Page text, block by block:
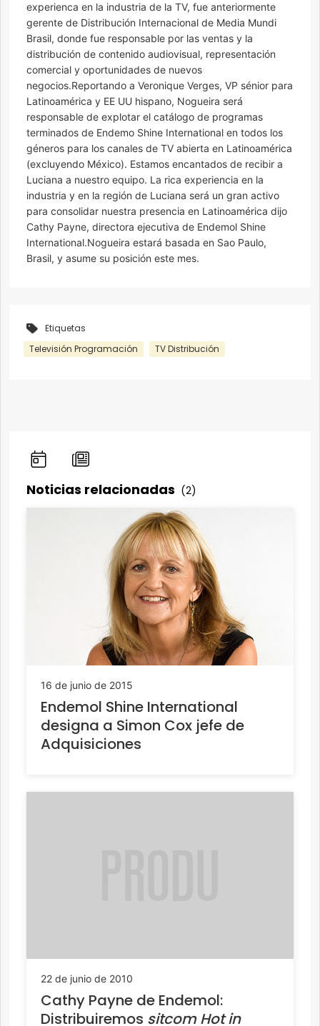
experienca en la industria de la TV, fue anteriormente
gerente de Distribución Internacional de Media Mundi
Brasil, donde fue responsable por las ventas y la
distribución de contenido audiovisual, representación
comercial y oportunidades de nuevos
negocios.Reportando a Veronique Verges, VP sénior para
Latinoamérica y EE UU hispano, Nogueira será
responsable de explotar el catálogo de programas
terminados de Endemo Shine International en todos los
géneros para los canales de TV abierta en Latinoamérica
(excluyendo México). Estamos encantados de recibir a
Luciana a nuestro equipo. La rica experiencia en la
industria y en la región de Luciana será un gran activo
para consolidar nuestra presencia en Latinoamérica dijo
Cathy Payne, directora ejecutiva de Endemol Shine
International.Nogueira estará basada en Sao Paulo,
Brasil, y asume su posición este mes.
Etiquetas
Televisión Programación
TV Distribución
Noticias relacionadas (2)
16 de junio de 2015
Endemol Shine International
designa a Simon Cox jefe de
Adquisiciones
22 de junio de 2010
Cathy Payne de Endemol:
Distribuiremos sitcom Hot in